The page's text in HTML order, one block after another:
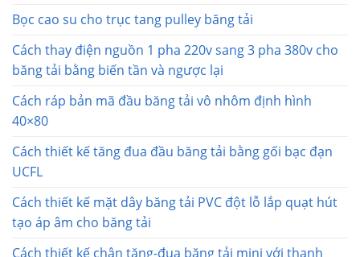
Bọc cao su cho trục tang pulley băng tải
Cách thay điện nguồn 1 pha 220v sang 3 pha 380v cho
băng tải bằng biến tần và ngược lại
Cách ráp bản mã đầu băng tải vô nhôm định hình
40×80
Cách thiết kế tăng đua đầu băng tải bằng gối bạc đạn
UCFL
Cách thiết kế mặt dây băng tải PVC đột lỗ lắp quạt hút
tạo áp âm cho băng tải
Cách thiết kế chân tăng-đua băng tải mini với thanh